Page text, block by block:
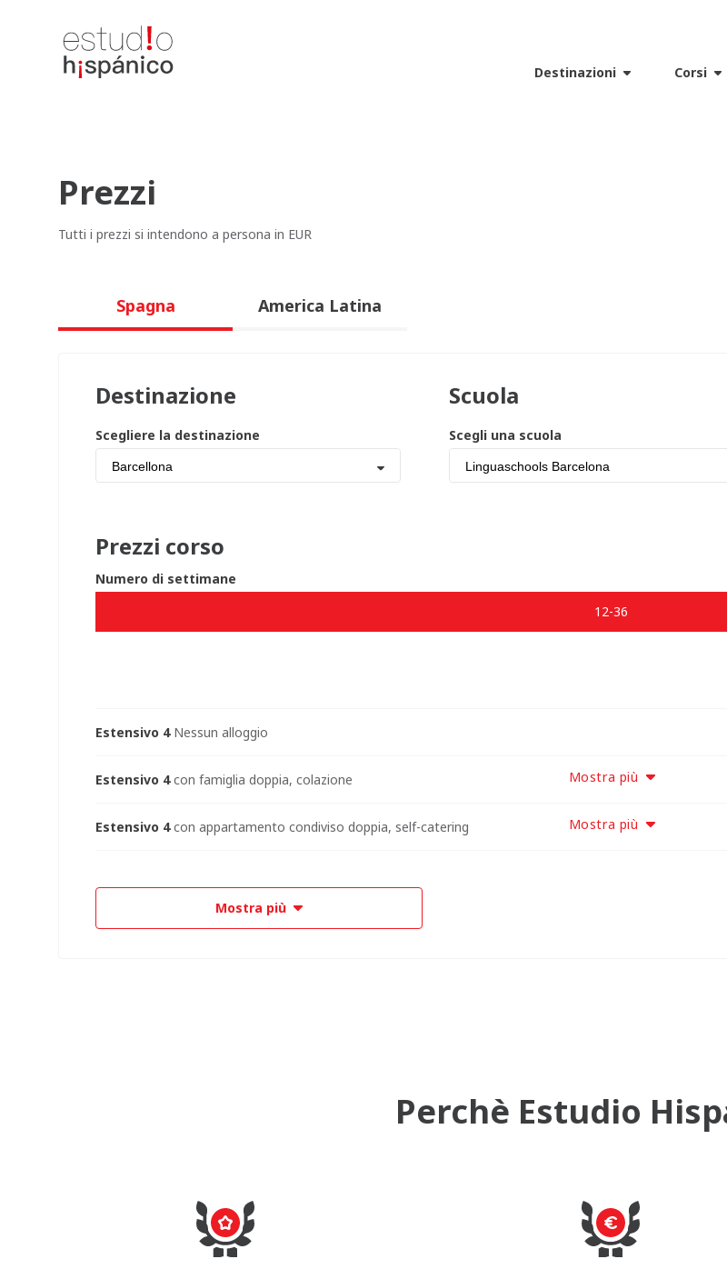
Destinazioni Corsi
Prezzi
Tutti i prezzi si intendono a persona in EUR
Spagna America Latina
Destinazione
Scegliere la destinazione
Barcellona
Scuola
Scegli una scuola
Linguaschools Barcelona
Prezzi corso
Numero di settimane
12-36
Estensivo 4Nessun alloggio
Estensivo 4con famiglia doppia, colazione Mostra più
Estensivo 4con appartamento condiviso doppia, self-catering Mostra più
Mostra più
Perchè Estudio